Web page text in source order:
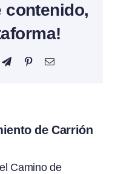
contenido,
TelegramPinterestCorreo
de Carrión
Camino de